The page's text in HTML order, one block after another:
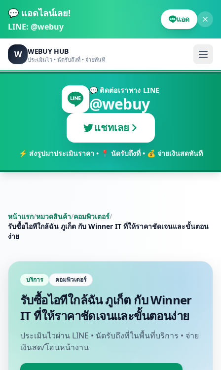
💬 แอดไลน์เลย!
LINE: @webuy
แอด
W WEBUY HUB
ประเมินไว • นัดรับถึงที่ • จ่ายทันที
💬 ติดต่อเราทาง LINE
@webuy
แชทเลย
⚡ ส่งรูปมาประเมินราคา • 📍 นัดรับถึงที่ • 💰 จ่ายเงินสดทันที
หน้าแรก/หมวดสินค้า/คอมพิวเตอร์/
รับซื้อไอทีใกล้ฉัน ภูเก็ต กับ Winner IT ที่ให้ราคาชัดเจนและขั้นตอน
ง่าย
บริการ คอมพิวเตอร์
รับซื้อไอทีใกล้ฉัน ภูเก็ต กับ Winner
IT ที่ให้ราคาชัดเจนและขั้นตอนง่าย
ประเมินไวผ่าน LINE • นัดรับถึงที่ในพื้นที่บริการ • จ่าย
เงินสด/โอนหน้างาน